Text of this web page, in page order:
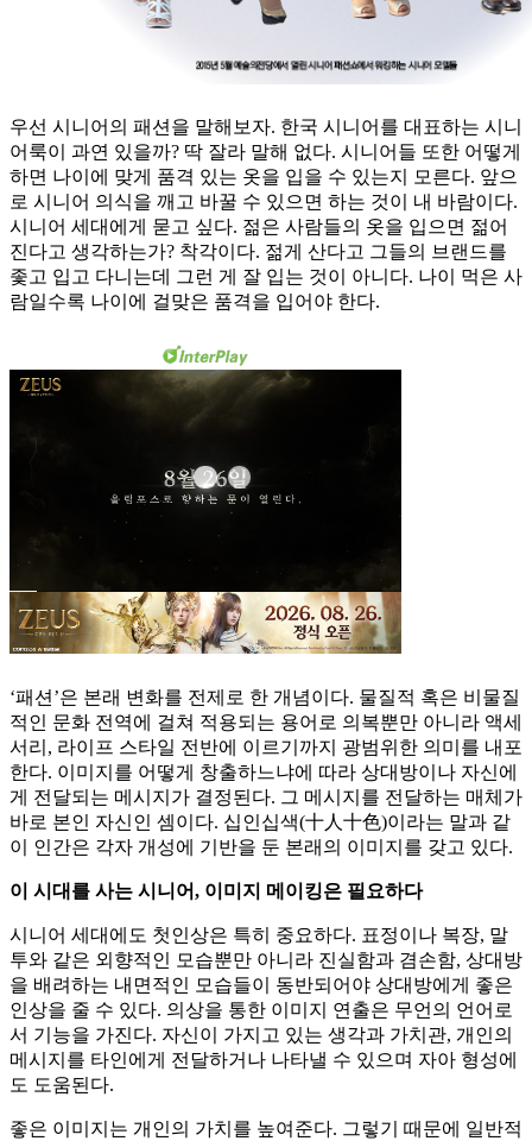
우선 시니어의 패션을 말해보자. 한국 시니어를 대표하는 시니
어룩이 과연 있을까? 딱 잘라 말해 없다. 시니어들 또한 어떻게
하면 나이에 맞게 품격 있는 옷을 입을 수 있는지 모른다. 앞으
로 시니어 의식을 깨고 바꿀 수 있으면 하는 것이 내 바람이다.
시니어 세대에게 묻고 싶다. 젊은 사람들의 옷을 입으면 젊어
진다고 생각하는가? 착각이다. 젊게 산다고 그들의 브랜드를
좇고 입고 다니는데 그런 게 잘 입는 것이 아니다. 나이 먹은 사
람일수록 나이에 걸맞은 품격을 입어야 한다.
‘패션’은 본래 변화를 전제로 한 개념이다. 물질적 혹은 비물질
적인 문화 전역에 걸쳐 적용되는 용어로 의복뿐만 아니라 액세
서리, 라이프 스타일 전반에 이르기까지 광범위한 의미를 내포
한다. 이미지를 어떻게 창출하느냐에 따라 상대방이나 자신에
게 전달되는 메시지가 결정된다. 그 메시지를 전달하는 매체가
바로 본인 자신인 셈이다. 십인십색(十人十色)이라는 말과 같
이 인간은 각자 개성에 기반을 둔 본래의 이미지를 갖고 있다.
이 시대를 사는 시니어, 이미지 메이킹은 필요하다
시니어 세대에도 첫인상은 특히 중요하다. 표정이나 복장, 말
투와 같은 외향적인 모습뿐만 아니라 진실함과 겸손함, 상대방
을 배려하는 내면적인 모습들이 동반되어야 상대방에게 좋은
인상을 줄 수 있다. 의상을 통한 이미지 연출은 무언의 언어로
서 기능을 가진다. 자신이 가지고 있는 생각과 가치관, 개인의
메시지를 타인에게 전달하거나 나타낼 수 있으며 자아 형성에
도 도움된다.
좋은 이미지는 개인의 가치를 높여준다. 그렇기 때문에 일반적